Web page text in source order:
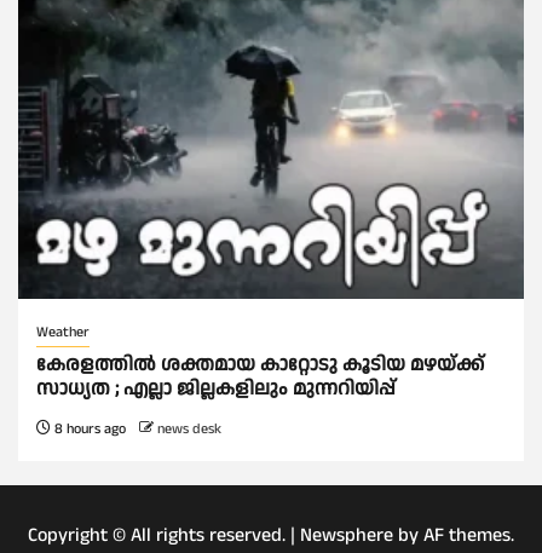
Weather
കേരളത്തിൽ ശക്തമായ കാറ്റോടു കൂടിയ മഴയ്ക്ക്
സാധ്യത ; എല്ലാ ജില്ലകളിലും മുന്നറിയിപ്പ്
8 hours ago news desk
Copyright © All rights reserved. | Newsphere by AF themes.